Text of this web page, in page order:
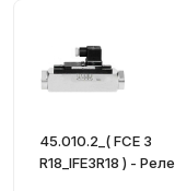
45.010.2_( FCE 3
R18_IFE3R18 ) - Реле